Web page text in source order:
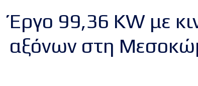
Έργο 99,36 KW με
αξόνων στη